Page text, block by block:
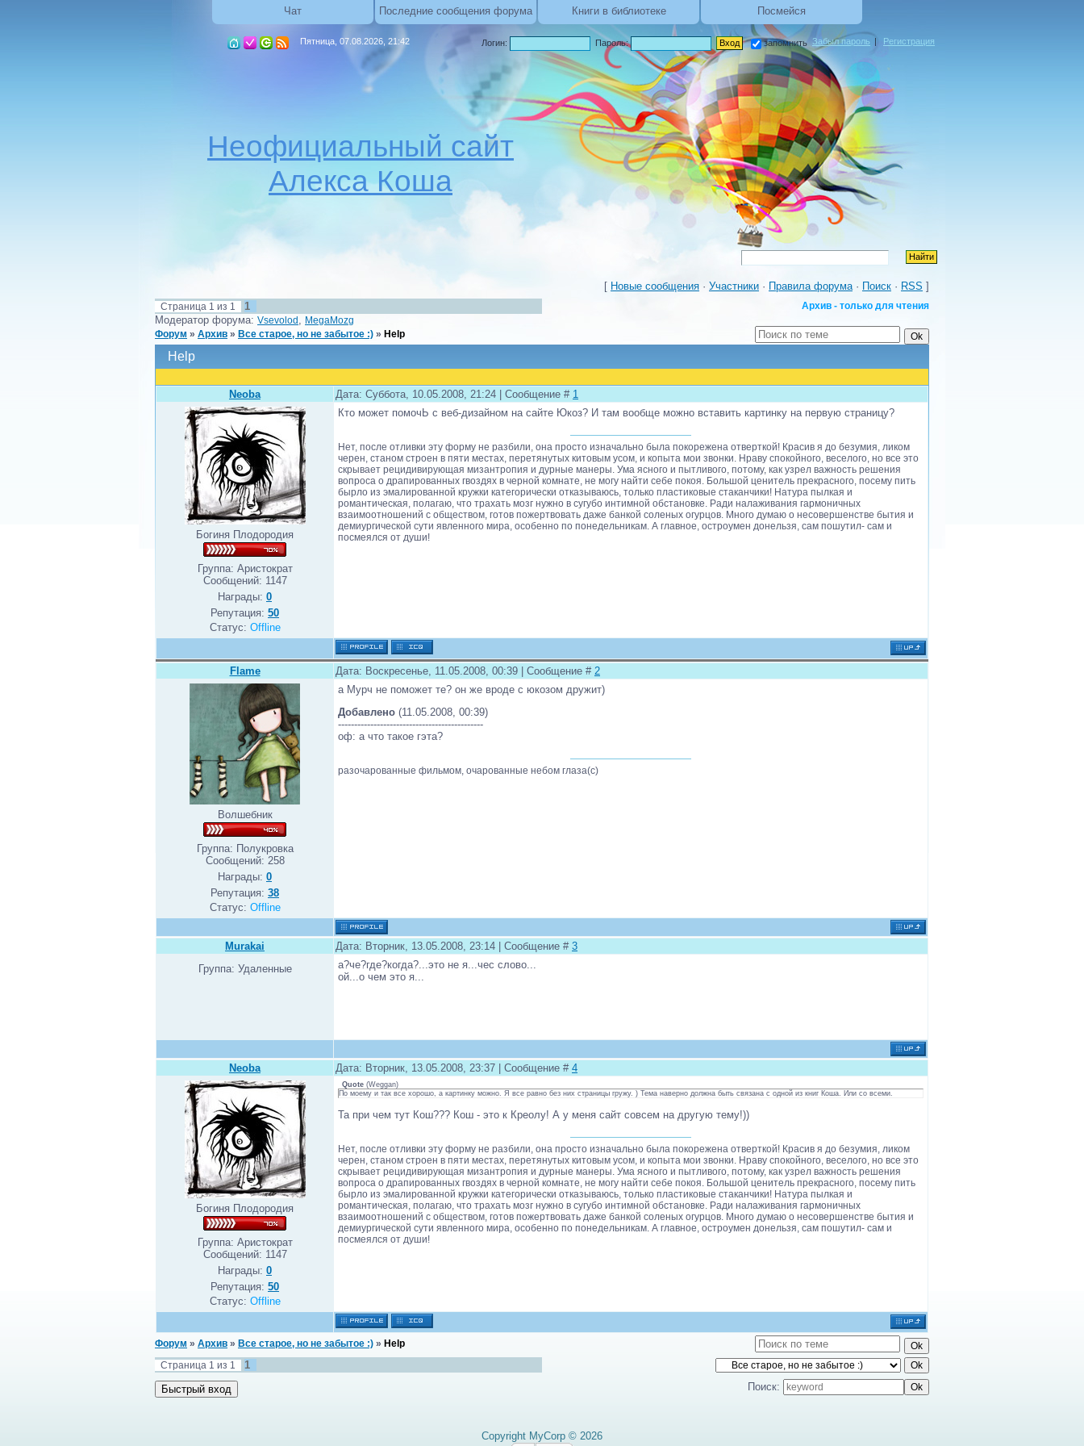
Чат Последние сообщения форума Книги в библиотеке Посмейся
Пятница, 07.08.2026, 21:42
Неофициальный сайт
Алекса Коша
Логин: Пароль: запомнить Забыл пароль | Регистрация
[ Новые сообщения · Участники · Правила форума· Поиск · RSS ]
Страница 1 из 1 1 Архив - только для чтения
Модератор форума: Vsevolod , MegaMozg
Форум » Архив » Все старое, но не забытое :) » Help
Help
Neoba Дата: Суббота, 10.05.2008, 21:24 | Сообщение # 1
Богиня Плодородия
Группа: Аристократ
Сообщений: 1147
Награды: 0
Репутация: 50
Статус: Offline
Кто может помочЬ с веб-дизайном на сайте Юкоз? И там вообще можно вставить картинку на первую страницу?
Нет, после отливки эту форму не разбили, она просто изначально была покорежена отверткой! Красив я до безумия, ликом
черен, станом строен в пяти местах, перетянутых китовым усом, и копыта мои звонки. Нраву спокойного, веселого, но все это
скрывает рецидивирующая мизантропия и дурные манеры. Ума ясного и пытливого, потому, как узрел важность решения
вопроса о драпированных гвоздях в черной комнате, не могу найти себе покоя. Большой ценитель прекрасного, посему пить
бырло из эмалированной кружки категорически отказываюсь, только пластиковые стаканчики! Натура пылкая и
романтическая, полагаю, что трахать мозг нужно в сугубо интимной обстановке. Ради налаживания гармоничных
взаимоотношений с обществом, готов пожертвовать даже банкой соленых огурцов. Много думаю о несовершенстве бытия и
демиургической сути явленного мира, особенно по понедельникам. А главное, остроумен донельзя, сам пошутил- сам и
посмеялся от души!
Flame Дата: Воскресенье, 11.05.2008, 00:39 | Сообщение # 2
Волшебник
Группа: Полукровка
Сообщений: 258
Награды: 0
Репутация: 38
Статус: Offline
а Мурч не поможет те? он же вроде с юкозом дружит)
Добавлено (11.05.2008, 00:39)
---------------------------------------------
оф: а что такое гэта?
разочарованные фильмом, очарованные небом глаза(с)
Murakai Дата: Вторник, 13.05.2008, 23:14 | Сообщение # 3
Группа: Удаленные
а?че?где?когда?...это не я...чес слово...
ой...о чем это я...
Neoba Дата: Вторник, 13.05.2008, 23:37 | Сообщение # 4
Богиня Плодородия
Группа: Аристократ
Сообщений: 1147
Награды: 0
Репутация: 50
Статус: Offline
Quote (Weggan)
По моему и так все хорошо, а картинку можно. Я все равно без них страницы гружу. ) Тема наверно должна быть связана с одной из книг Коша. Или со всеми.
Та при чем тут Кош??? Кош - это к Креолу! А у меня сайт совсем на другую тему!))
Нет, после отливки эту форму не разбили, она просто изначально была покорежена отверткой! Красив я до безумия, ликом
черен, станом строен в пяти местах, перетянутых китовым усом, и копыта мои звонки. Нраву спокойного, веселого, но все это
скрывает рецидивирующая мизантропия и дурные манеры. Ума ясного и пытливого, потому, как узрел важность решения
вопроса о драпированных гвоздях в черной комнате, не могу найти себе покоя. Большой ценитель прекрасного, посему пить
бырло из эмалированной кружки категорически отказываюсь, только пластиковые стаканчики! Натура пылкая и
романтическая, полагаю, что трахать мозг нужно в сугубо интимной обстановке. Ради налаживания гармоничных
взаимоотношений с обществом, готов пожертвовать даже банкой соленых огурцов. Много думаю о несовершенстве бытия и
демиургической сути явленного мира, особенно по понедельникам. А главное, остроумен донельзя, сам пошутил- сам и
посмеялся от души!
Форум » Архив » Все старое, но не забытое :) » Help
Страница 1 из 1
1
Поиск:
Copyright MyCorp © 2026